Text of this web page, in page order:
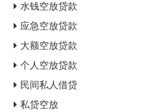
水钱空放贷款
应急空放贷款
大额空放贷款
个人空放贷款
民间私人借贷
私贷空放